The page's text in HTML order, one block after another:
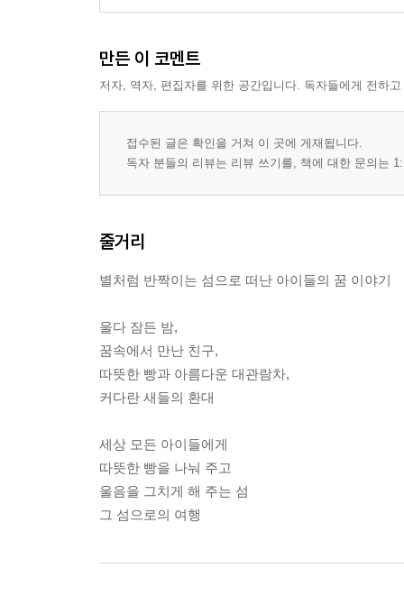
만든 이 코멘트
저자, 역자, 편집자를 위한 공간입니다. 독자들에게 전하
접수된 글은 확인을 거쳐 이 곳에 게재됩니다.
독자 분들의 리뷰는 리뷰 쓰기를, 책에 대한 문의는
줄거리
별처럼 반짝이는 섬으로 떠난 아이들의 꿈 이야기
울다 잠든 밤,
꿈속에서 만난 친구,
따뜻한 빵과 아름다운 대관람차,
커다란 새들의 환대
세상 모든 아이들에게
따뜻한 빵을 나눠 주고
울음을 그치게 해 주는 섬
그 섬으로의 여행